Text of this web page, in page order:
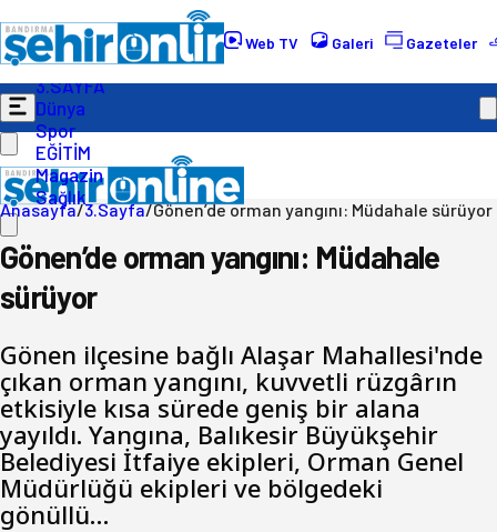
Web TV Galeri Gazeteler
Gündem
Ekonomi
Politika
3.SAYFA
Dünya
Spor
EĞİTİM
Magazin
Sağlık
Anasayfa/3.Sayfa/Gönen’de orman yangını: Müdahale sürüyor
Gönen’de orman yangını: Müdahale
sürüyor
Gönen ilçesine bağlı Alaşar Mahallesi'nde
çıkan orman yangını, kuvvetli rüzgârın
etkisiyle kısa sürede geniş bir alana
yayıldı. Yangına, Balıkesir Büyükşehir
Belediyesi İtfaiye ekipleri, Orman Genel
Müdürlüğü ekipleri ve bölgedeki
gönüllü…